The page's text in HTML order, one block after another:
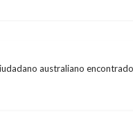
australiano